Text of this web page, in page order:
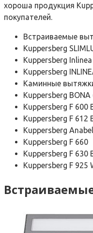
хороша продукция
покупателей.
Встраиваемые
Kuppersberg
Kuppersberg Inlinea
Kuppersberg
Каминные
Kuppersberg
Kuppersberg F 600
Kuppersberg F 612
Kuppersberg
Kuppersberg F 660
Kuppersberg F 630
Kuppersberg F 925